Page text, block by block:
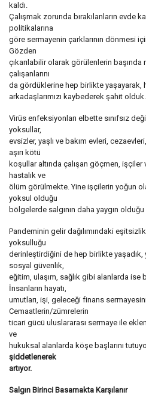
kaldı.
Çalışmak zorunda bırakılanların evde
politikalarına
göre sermayenin çarklarının dönmesi
Gözden
çıkarılabilir olarak görülenlerin başında
çalışanlarını
da gördüklerine hep birlikte yaşayarak,
arkadaşlarımızı kaybederek şahit olduk.
Virüs enfeksiyonları elbette sınıfsız
yoksullar,
evsizler, yaşlı ve bakım evleri,
aşırı kötü
koşullar altında çalışan göçmen, işçiler
hastalık ve
ölüm görülmekte. Yine işçilerin yoğun
yoksul olduğu
bölgelerde salgının daha yaygın
Pandeminin gelir dağılımındaki
yoksulluğu
derinleştirdiğini de hep birlikte yaşadık,
sosyal güvenlik,
eğitim, ulaşım, sağlık gibi alanlarda ise
İnsanların hayatı,
umutları, işi, geleceği finans
Cemaatlerin/zümrelerin
ticari gücü uluslararası sermaye ile
ve
hukuksal alanlarda köşe başlarını
şiddetlenerek
artıyor.
Salgın Birinci Basamakta Karşılanır